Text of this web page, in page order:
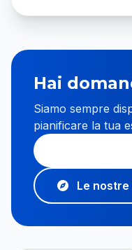
Hai
Siamo sempre
pianificare la tua
Le